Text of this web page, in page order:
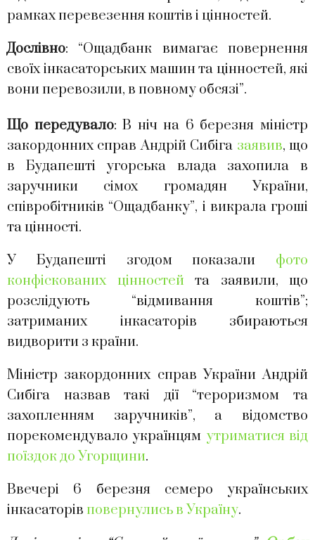
рамках перевезення коштів і цінностей.
Дослівно: “Ощадбанк вимагає повернення
своїх інкасаторських машин та цінностей, які
вони перевозили, в повному обсязі”.
Що передувало: В ніч на 6 березня міністр
закордонних справ Андрій Сибіга заявив, що
в Будапешті угорська влада захопила в
заручники сімох громадян України,
співробітників “Ощадбанку”, і викрала гроші
та цінності.
У Будапешті згодом показали фото
конфіскованих цінностей та заявили, що
розслідують “відмивання коштів”;
затриманих інкасаторів збираються
видворити з країни.
Міністр закордонних справ України Андрій
Сибіга назвав такі дії “тероризмом та
захопленням заручників”, а відомство
порекомендувало українцям утриматися від
поїздок до Угорщини.
Ввечері 6 березня семеро українських
інкасаторів повернулись в Україну.